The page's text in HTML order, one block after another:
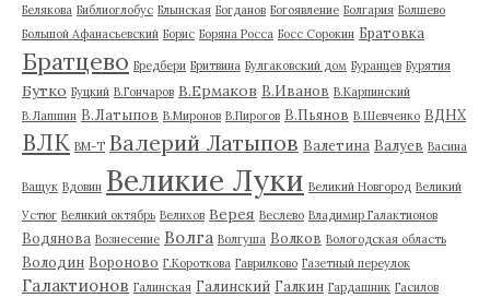
Белякова Библиоглобус Блынская Богданов Богоявление Болгария Болшево
Большой Афанасьевский Борис Боряна Росса Босс Сорокин Братовка
Братцево Бредбери Бритвина Булгаковский дом Буранцев Бурятия
Бутко Буцкий В.Гончаров В.Ермаков В.Иванов В.Карпинский
В.Лапшин В.Латыпов В.Миронов В.Пирогов В.Пьянов В.Шевченко ВДНХ
ВЛК ВМ-Т Валерий Латыпов Валетина Валуев Васина
Ващук Вдовин Великие Луки Великий Новгород Великий
Устюг Великий октябрь Велихов Верея Веслево Владимир Галактионов
Водянова Вознесение Волга Волгуша Волков Вологодская область
Володин Вороново Г.Короткова Гаврилково Газетный переулок
Галактионов Галинская Галинский Галкин Гардашник Гасилов